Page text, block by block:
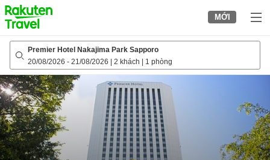
to
top
page
MỚI
Premier Hotel Nakajima Park Sapporo
20/08/2026 - 21/08/2026 2 khách 1 phòng